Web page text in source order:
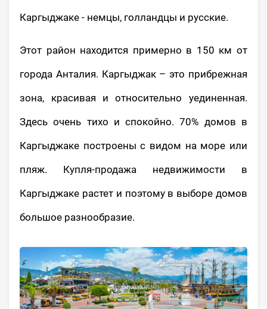
Каргыджаке - немцы, голландцы и русские.
Этот район находится примерно в 150 км от
города Анталия. Каргыджак – это прибрежная
зона, красивая и относительно уединенная.
Здесь очень тихо и спокойно. 70% домов в
Каргыджаке построены с видом на море или
пляж. Купля-продажа недвижимости в
Каргыджаке растет и поэтому в выборе домов
большое разнообразие.